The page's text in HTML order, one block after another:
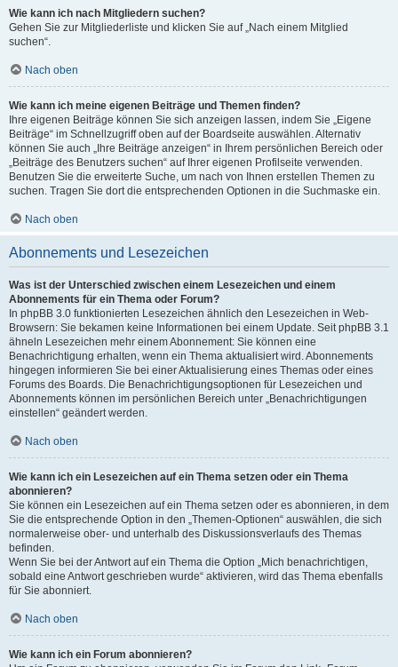
Wie kann ich nach Mitgliedern suchen?
Gehen Sie zur Mitgliederliste und klicken Sie auf „Nach einem Mitglied
suchen“.
Nach oben
Wie kann ich meine eigenen Beiträge und Themen finden?
Ihre eigenen Beiträge können Sie sich anzeigen lassen, indem Sie „Eigene
Beiträge“ im Schnellzugriff oben auf der Boardseite auswählen. Alternativ
können Sie auch „Ihre Beiträge anzeigen“ in Ihrem persönlichen Bereich oder
„Beiträge des Benutzers suchen“ auf Ihrer eigenen Profilseite verwenden.
Benutzen Sie die erweiterte Suche, um nach von Ihnen erstellen Themen zu
suchen. Tragen Sie dort die entsprechenden Optionen in die Suchmaske ein.
Nach oben
Abonnements und Lesezeichen
Was ist der Unterschied zwischen einem Lesezeichen und einem
Abonnements für ein Thema oder Forum?
In phpBB 3.0 funktionierten Lesezeichen ähnlich den Lesezeichen in Web-
Browsern: Sie bekamen keine Informationen bei einem Update. Seit phpBB 3.1
ähneln Lesezeichen mehr einem Abonnement: Sie können eine
Benachrichtigung erhalten, wenn ein Thema aktualisiert wird. Abonnements
hingegen informieren Sie bei einer Aktualisierung eines Themas oder eines
Forums des Boards. Die Benachrichtigungsoptionen für Lesezeichen und
Abonnements können im persönlichen Bereich unter „Benachrichtigungen
einstellen“ geändert werden.
Nach oben
Wie kann ich ein Lesezeichen auf ein Thema setzen oder ein Thema
abonnieren?
Sie können ein Lesezeichen auf ein Thema setzen oder es abonnieren, in dem
Sie die entsprechende Option in den „Themen-Optionen“ auswählen, die sich
normalerweise ober- und unterhalb des Diskussionsverlaufs des Themas
befinden.
Wenn Sie bei der Antwort auf ein Thema die Option „Mich benachrichtigen,
sobald eine Antwort geschrieben wurde“ aktivieren, wird das Thema ebenfalls
für Sie abonniert.
Nach oben
Wie kann ich ein Forum abonnieren?